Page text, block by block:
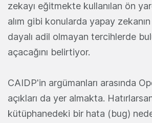
zekayı eğitmekte kullanılan ön
alım gibi konularda yapay
dayalı adil olmayan tercihlerde
açacağını belirtiyor.
CAIDP'in argümanları arasında
açıkları da yer almakta.
kütüphanedeki bir hata (bug)